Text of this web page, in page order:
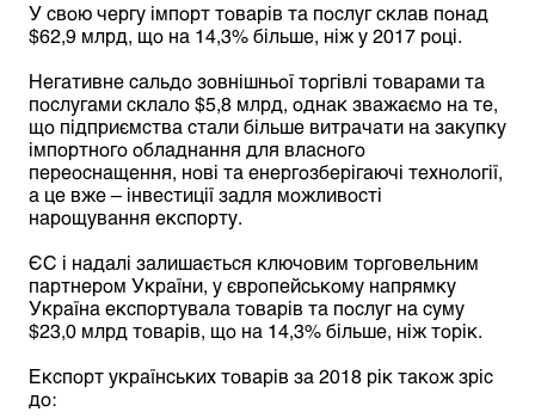
У свою чергу імпорт товарів та послуг склав понад
$62,9 млрд, що на 14,3% більше, ніж у 2017 році.
Негативне сальдо зовнішньої торгівлі товарами та
послугами склало $5,8 млрд, однак зважаємо на те,
що підприємства стали більше витрачати на закупку
імпортного обладнання для власного
переоснащення, нові та енергозберігаючі технології,
а це вже – інвестиції задля можливості
нарощування експорту.
ЄС і надалі залишається ключовим торговельним
партнером України, у європейському напрямку
Україна експортувала товарів та послуг на суму
$23,0 млрд товарів, що на 14,3% більше, ніж торік.
Експорт українських товарів за 2018 рік також зріс
до: